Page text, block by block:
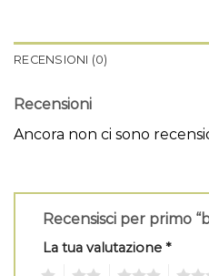
RECENSIONI (0)
Recensioni
Ancora non ci sono
Recensisci per primo
La tua valutazione *